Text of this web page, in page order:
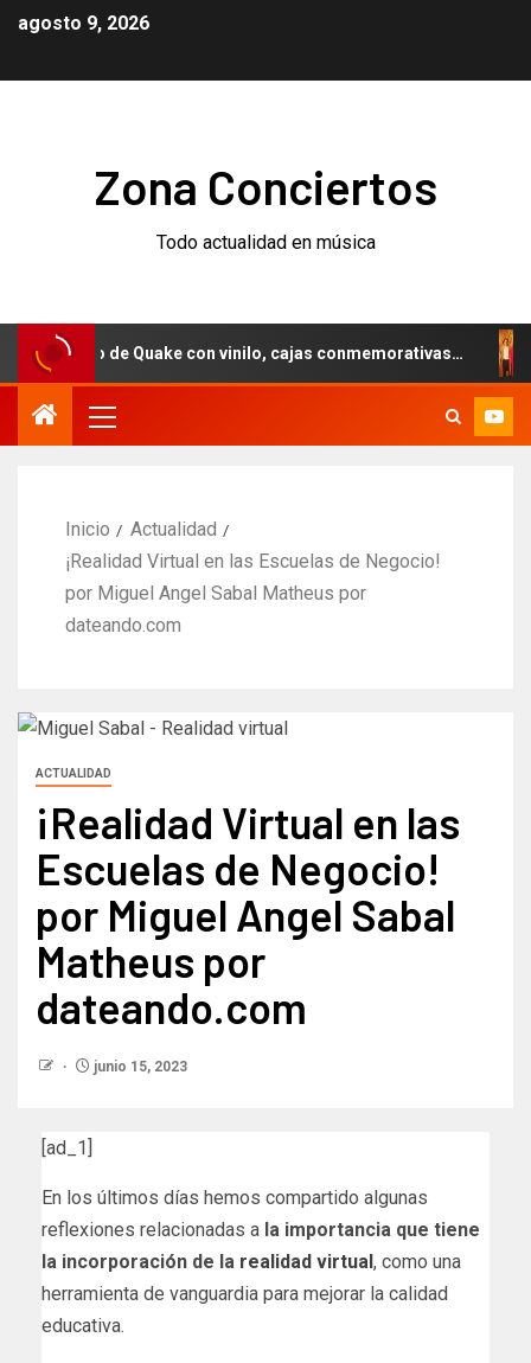
agosto 9, 2026
Zona Conciertos
Todo actualidad en música
de Quake con vinilo, cajas conmemorativas…
Inicio
Actualidad
¡Realidad Virtual en las Escuelas de Negocio!
por Miguel Angel Sabal Matheus por
dateando.com
ACTUALIDAD
¡Realidad Virtual en las
Escuelas de Negocio!
por Miguel Angel Sabal
Matheus por
dateando.com
junio 15, 2023
[ad_1]
En los últimos días hemos compartido algunas
reflexiones relacionadas a la importancia que tiene
la incorporación de la realidad virtual , como una
herramienta de vanguardia para mejorar la calidad
educativa.